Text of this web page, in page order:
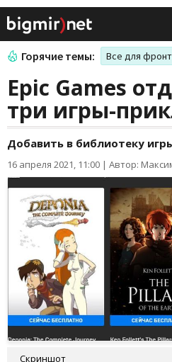
Горячие темы: Все для
Epic Games
три игры-
Добавить в библиотеку
16 апреля 2021, 11:00 | Автор:
Скриншот